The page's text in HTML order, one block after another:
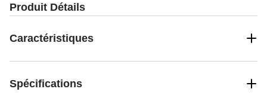
Produit Détails
Caractéristiques
Spécifications